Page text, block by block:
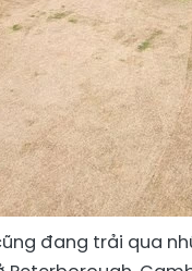
đang trải qua